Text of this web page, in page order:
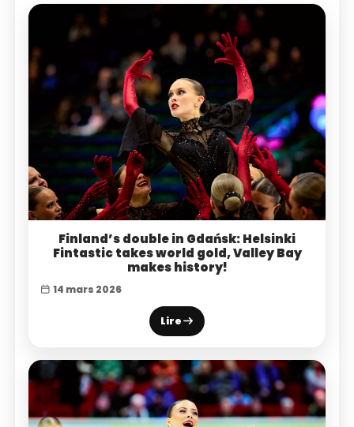
Finland’s double in Gdańsk: Helsinki
Fintastic takes world gold, Valley Bay
makes history!
14 mars 2026
Lire